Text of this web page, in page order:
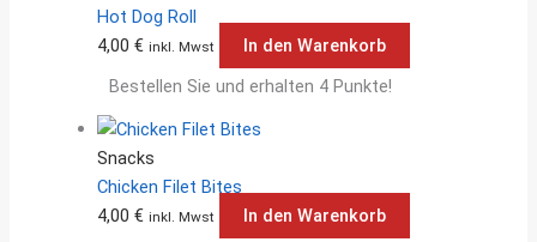
Hot Dog Roll
4,00 € inkl. Mwst
In den Warenkorb
Bestellen Sie und erhalten 4 Punkte!
Snacks
Chicken Filet Bites
4,00 € inkl. Mwst
In den Warenkorb